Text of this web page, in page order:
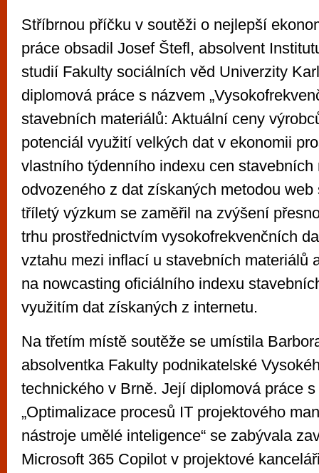
Stříbrnou příčku v soutěži o nejlepší
práce obsadil Josef Štefl, absolvent
studií Fakulty sociálních věd Univerzity
diplomová práce s názvem
stavebních materiálů: Aktuální ceny
potenciál využití velkých dat v ekonomii
vlastního týdenního indexu cen stavebních
odvozeného z dat získaných metodou web
tříletý výzkum se zaměřil na zvýšení
trhu prostřednictvím vysokofrekvenčních
vztahu mezi inflací u stavebních materiálů
na nowcasting oficiálního indexu
využitím dat získaných z internetu.
Na třetím místě soutěže se umístila
absolventka Fakulty podnikatelské
technického v Brně. Její diplomová práce
„Optimalizace procesů IT projektového
nástroje umělé inteligence“ se zabývala
Microsoft 365 Copilot v projektové